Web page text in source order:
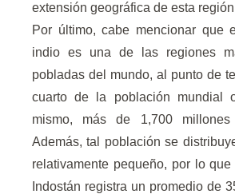
extensión geográfica de esta
Por último, cabe mencionar que
indio es una de las regiones
pobladas del mundo, al punto de
cuarto de la población
mismo, más de 1,700 millones
Además, tal población se
relativamente pequeño, por lo
Indostán registra un promedio de